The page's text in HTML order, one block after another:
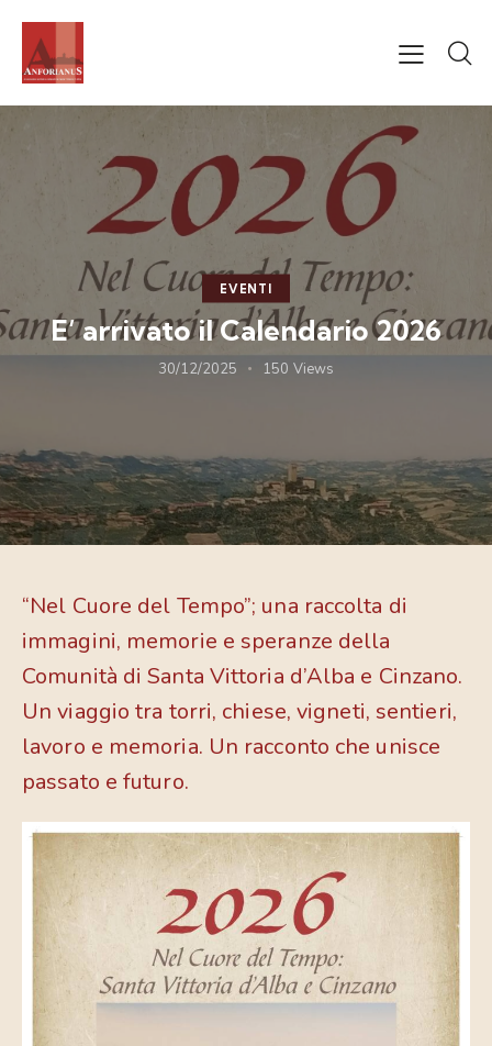
EVENTI
E’ arrivato il Calendario 2026
30/12/2025 150 Views
“Nel Cuore del Tempo”; una raccolta di
immagini, memorie e speranze della
Comunità di Santa Vittoria d’Alba e Cinzano.
Un viaggio tra torri, chiese, vigneti, sentieri,
lavoro e memoria. Un racconto che unisce
passato e futuro.